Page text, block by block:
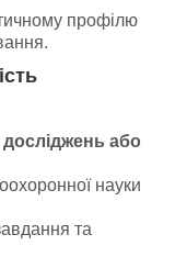
профілю
досліджень або
науки
та